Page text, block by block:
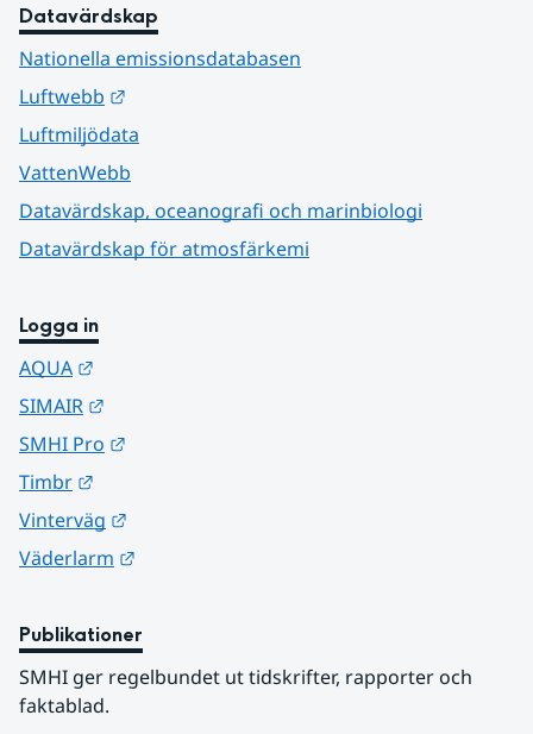
Datavärdskap
Nationella emissionsdatabasen
Luftwebb
Luftmiljödata
VattenWebb
Datavärdskap, oceanografi och marinbiologi
Datavärdskap för atmosfärkemi
Logga in
AQUA
SIMAIR
SMHI Pro
Timbr
Vinterväg
Väderlarm
Publikationer
SMHI ger regelbundet ut tidskrifter, rapporter och
faktablad.